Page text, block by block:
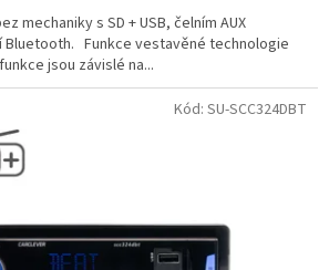
mechaniky s SD + USB, čelním AUX
Bluetooth. Funkce vestavěné technologie
jsou závislé na...
Kód: SU-SCC324DBT